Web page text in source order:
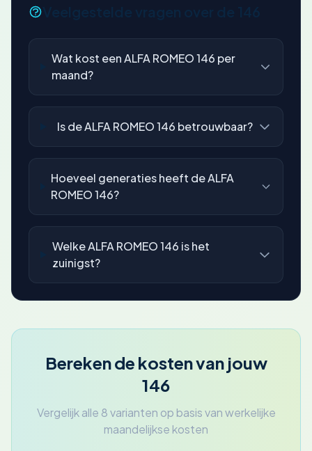
Wat kost een ALFA ROMEO 146 per
maand?
Is de ALFA ROMEO 146 betrouwbaar?
Hoeveel generaties heeft de ALFA
ROMEO 146?
Welke ALFA ROMEO 146 is het
zuinigst?
Bereken de kosten van jouw
146
Vergelijk alle 8 varianten op basis van werkelijke
maandelijkse kosten